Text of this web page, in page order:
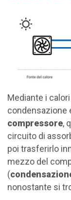
Mediante i
condensazione
compressore,
circuito di
poi trasferirlo
mezzo del
(
nonostante si